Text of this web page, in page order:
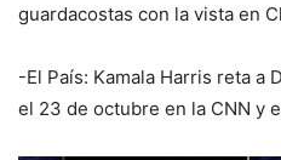
guardacostas con la vista en
-El País: Kamala Harris reta a
el 23 de octubre en la CNN y